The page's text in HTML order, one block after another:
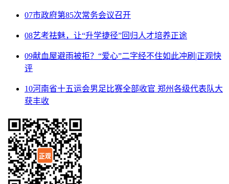
07市政府第85次常务会议召开
08艺考祛魅，让“升学捷径”回归人才培养正途
09献血屋避雨被拒？“爱心”二字经不住如此冲刷|正观快
评
10河南省十五运会男足比赛全部收官 郑州各级代表队大
获丰收